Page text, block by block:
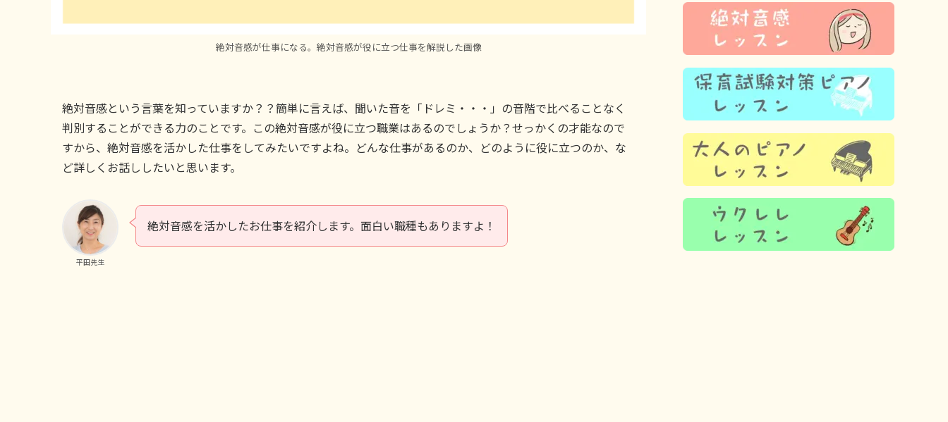
絶対音感が仕事になる。絶対音感が役に立つ仕事を解説した画像
絶対音感という言葉を知っていますか？？簡単に言えば、聞いた音を「ドレミ・・・」の音階で比べることなく
判別することができる力のことです。この絶対音感が役に立つ職業はあるのでしょうか？せっかくの才能なので
すから、絶対音感を活かした仕事をしてみたいですよね。どんな仕事があるのか、どのように役に立つのか、な
ど詳しくお話ししたいと思います。
平田先生
絶対音感を活かしたお仕事を紹介します。面白い職種もありますよ！